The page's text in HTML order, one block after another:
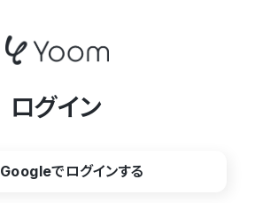
ログイン
Googleでログインする